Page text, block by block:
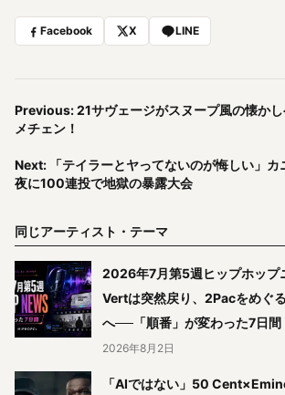
Facebook X LINE
Previous: 21サヴェージがスヌープ風の懐か
メチェン！
Next: 「テイラーとヤってないのが悔しい」カ
夜に100連投で地獄の暴露大会
同じアーティスト・テーマ
2026年7月第5週ヒップホップ
Vertは突然戻り、2Pacをめぐ
へ──「順番」が変わった7日間
2026年8月2日
「AIではない」50